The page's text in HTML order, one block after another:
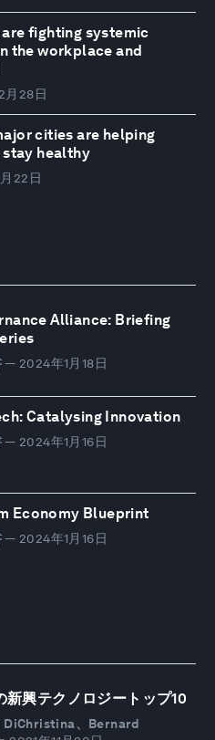
are fighting systemic
the workplace and
月28日
cities are helping
healthy
22日
Alliance: Briefing
— 2024年1月18日
Catalysing Innovation
— 2024年1月16日
Economy Blueprint
— 2024年1月16日
新興テクノロジートップ10
、Bernard